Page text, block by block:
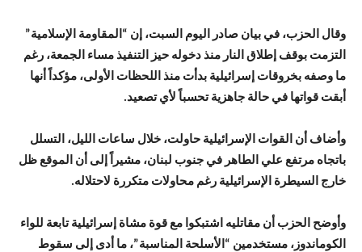
وقال الحزب، في بيان صادر اليوم السبت، إن “المقاومة الإسلامية”
التزمت بوقف إطلاق النار منذ دخوله حيز التنفيذ مساء الجمعة، رغم
ما وصفه بخروقات إسرائيلية بدأت منذ اللحظات الأولى، مؤكداً أنها
أبقت قواتها في حالة جاهزية تحسباً لأي تصعيد.
وأضاف أن القوات الإسرائيلية حاولت، خلال ساعات الليل، التسلل
باتجاه مرتفع علي الطاهر في جنوب لبنان، مشيراً إلى أن الموقع ظل
خارج السيطرة الإسرائيلية رغم محاولات متكررة لاحتلاله.
وأوضح الحزب أن مقاتليه اشتبكوا مع قوة مشاة إسرائيلية تابعة للواء
الكوماندوز، مستخدمين “الأسلحة المناسبة”، ما أدى إلى سقوط